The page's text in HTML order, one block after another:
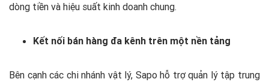
dòng tiền và hiệu suất kinh doanh chung.
Kết nối bán hàng đa kênh trên một nền tảng
Bên cạnh các chi nhánh vật lý, Sapo hỗ trợ quản lý tập trung